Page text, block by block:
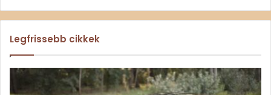
Legfrissebb cikkek